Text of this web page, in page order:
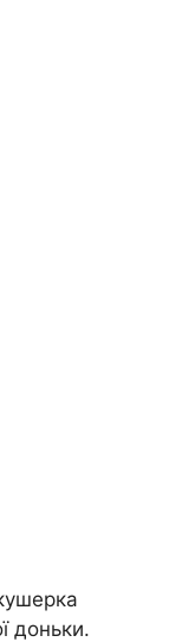
доньки.